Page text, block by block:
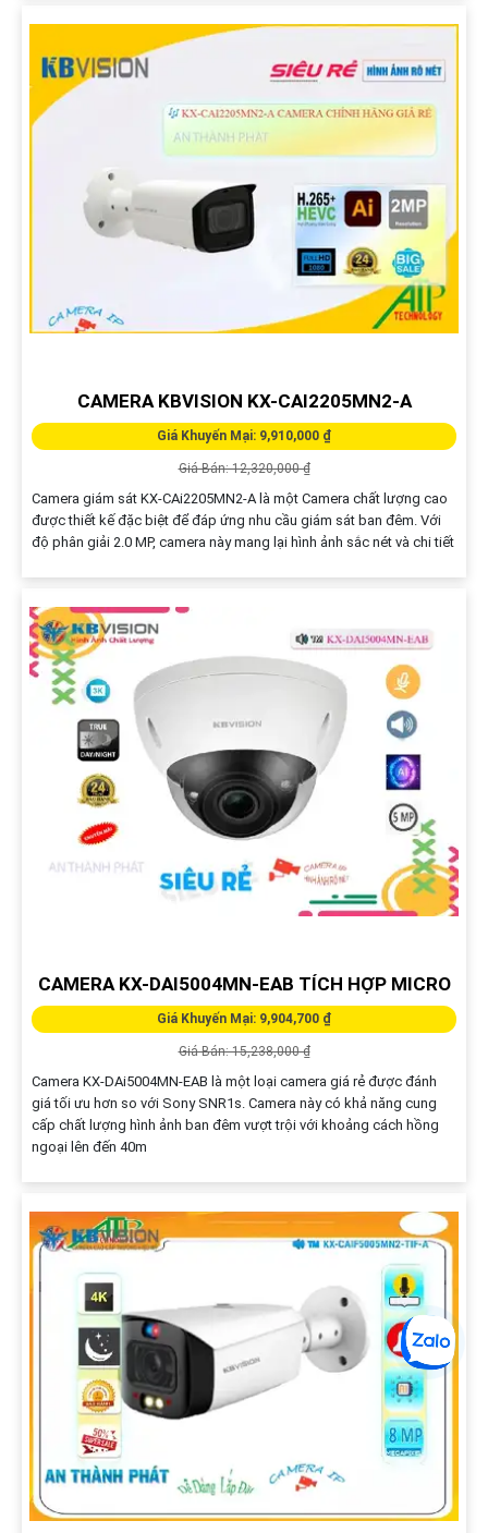
CAMERA KBVISION KX-CAI2205MN2-A
Giá Khuyến Mại: 9,910,000 ₫
Giá Bán: 12,320,000 ₫
Camera giám sát KX-CAi2205MN2-A là một Camera chất lượng cao
được thiết kế đặc biệt để đáp ứng nhu cầu giám sát ban đêm. Với
độ phân giải 2.0 MP, camera này mang lại hình ảnh sắc nét và chi tiết
CAMERA KX-DAI5004MN-EAB TÍCH HỢP MICRO
Giá Khuyến Mại: 9,904,700 ₫
Giá Bán: 15,238,000 ₫
Camera KX-DAi5004MN-EAB là một loại camera giá rẻ được đánh
giá tối ưu hơn so với Sony SNR1s. Camera này có khả năng cung
cấp chất lượng hình ảnh ban đêm vượt trội với khoảng cách hồng
ngoại lên đến 40m